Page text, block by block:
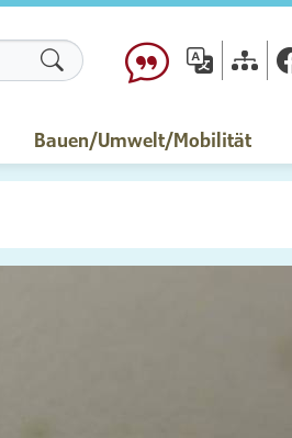
Formularschaltfläche
Bauen/Umwelt/Mobilität